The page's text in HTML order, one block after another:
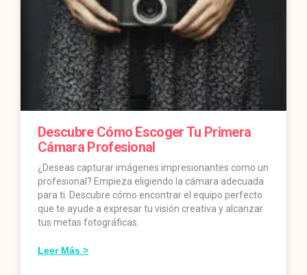
Descubre Cómo Escoger Tu Primera
Cámara Profesional
¿Deseas capturar imágenes impresionantes como un
profesional? Empieza eligiendo la cámara adecuada
para ti. Descubre cómo encontrar el equipo perfecto
que te ayude a expresar tu visión creativa y alcanzar
tus metas fotográficas.
Leer Más >